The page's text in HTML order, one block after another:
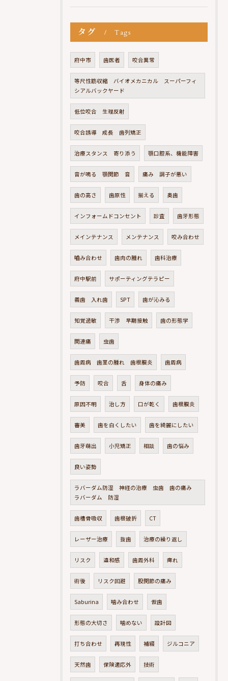
タグ Tags
府中市 歯医者 咬合異常
等尺性筋収縮 バイオメカニカル スーパーフィ
シアルバックヤード
低位咬合 生理反射
咬合誘導 成長 歯列矯正
治療スタンス 寄り添う 顎口腔系、機能障害
音が鳴る 顎関節 音 痛み 調子が悪い
歯の高さ 歯原性 揃える 奥歯
インフォームドコンセント 診査 歯牙形態
メインテナンス メンテナンス 咬み合わせ
嚙み合わせ 歯肉の腫れ 歯科治療
府中駅前 サポーティングテラピー
義歯 入れ歯 SPT 歯が沁みる
知覚過敏 干渉 早期接触 歯の形態学
関連痛 虫歯
歯周病 歯茎の腫れ 歯根膜炎 歯周病
予防 咬合 舌 身体の痛み
原因不明 治し方 口が乾く 歯根膜炎
審美 歯を白くしたい 歯を綺麗にしたい
歯牙萌出 小児矯正 相談 歯の悩み
良い姿勢
ラバーダム防湿 神経の治療 虫歯 歯の痛み
ラバーダム 防湿
歯槽骨吸収 歯根破折 CT
レーザー治療 抜歯 治療の繰り返し
リスク 違和感 歯周外科 痺れ
術後 リスク回避 股関節の痛み
Saburina 噛み合わせ 仮歯
形態の大切さ 噛めない 設計図
打ち合わせ 再現性 補綴 ジルコニア
天然歯 保険適応外 技術